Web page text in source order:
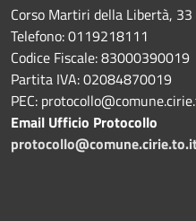
Corso Martiri della Libertà,
Telefono: 0119218111
Codice Fiscale: 83000390019
Partita IVA: 02084870019
PEC:
Email Ufficio Protocollo